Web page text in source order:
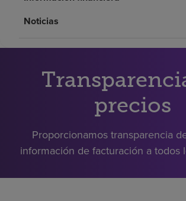
Pagar mi factura
Noticias
precios
Proporcionamos transparencia
información de facturación a todos